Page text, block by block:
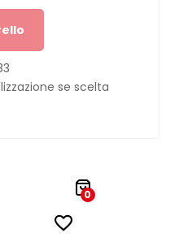
se scelta
0